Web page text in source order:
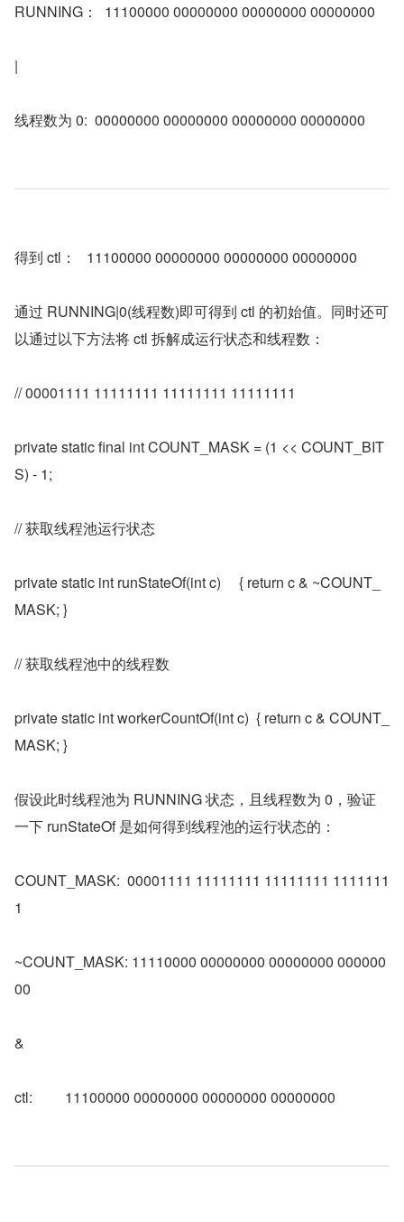
RUNNING：  11100000 00000000 00000000 00000000
|
线程数为 0:  00000000 00000000 00000000 00000000
得到 ctl：   11100000 00000000 00000000 00000000
通过 RUNNING|0(线程数)即可得到 ctl 的初始值。同时还可
以通过以下方法将 ctl 拆解成运行状态和线程数：
// 00001111 11111111 11111111 11111111
private static final int COUNT_MASK = (1 << COUNT_BIT
S) - 1;
// 获取线程池运行状态
private static int runStateOf(int c)     { return c & ~COUNT_
MASK; }
// 获取线程池中的线程数
private static int workerCountOf(int c)  { return c & COUNT_
MASK; }
假设此时线程池为 RUNNING 状态，且线程数为 0，验证
一下 runStateOf 是如何得到线程池的运行状态的：
COUNT_MASK:  00001111 11111111 11111111 1111111
1
~COUNT_MASK: 11110000 00000000 00000000 000000
00
&
ctl:         11100000 00000000 00000000 00000000